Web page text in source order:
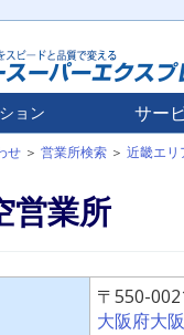
ョン サー
せ ＞ 営業所検索 ＞ 近畿エリ
営業所
〒550-
大阪府大